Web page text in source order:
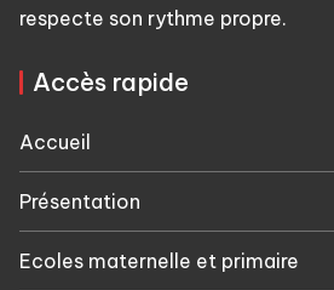
respecte son rythme propre.
Accès rapide
Accueil
Présentation
Ecoles maternelle et primaire